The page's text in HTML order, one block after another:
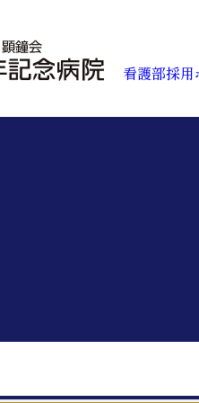
看護部採